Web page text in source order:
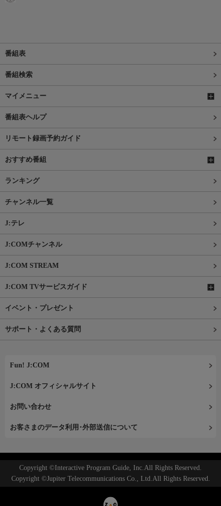
番組表
番組検索
マイメニュー
番組表ヘルプ
リモート録画予約ガイド
おすすめ番組
ランキング
チャンネル一覧
J:テレ
J:COMチャンネル
J:COM STREAM
J:COM TVサービスガイド
イベント・プレゼント
サポート・よくある質問
Fun! J:COM
J:COM オフィシャルサイト
お問い合わせ
お客さまのデータ利用･外部送信について
Copyright ©Interactive Program Guide, Inc.All Rights Reserved.
Copyright ©Jupiter Telecommunications Co., Ltd.All Rights Reserved.